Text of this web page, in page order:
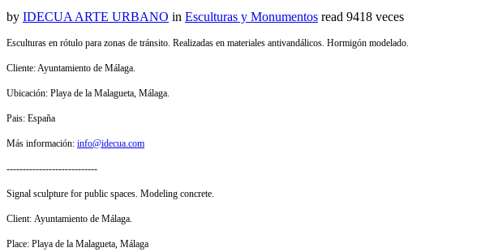
by IDECUA ARTE URBANO in Esculturas y Monumentos read 9418 veces
Esculturas en rótulo para zonas de tránsito. Realizadas en materiales antivandálicos. Hormigón modelado.
Cliente: Ayuntamiento de Málaga.
Ubicación: Playa de la Malagueta, Málaga.
Pais: España
Más información: info@idecua.com
----------------------------
Signal sculpture for public spaces. Modeling concrete.
Client: Ayuntamiento de Málaga.
Place: Playa de la Malagueta, Málaga